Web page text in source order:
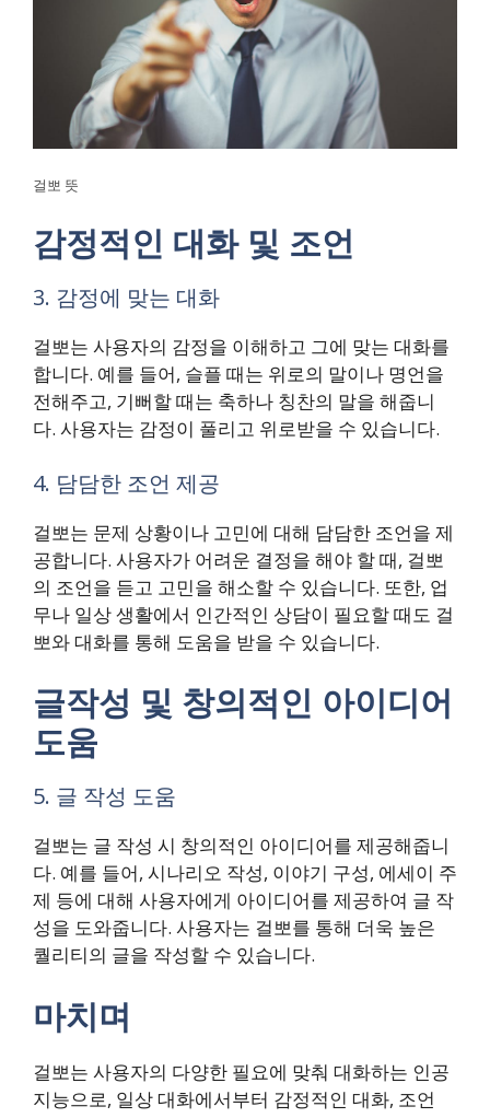
걸뽀 뜻
감정적인 대화 및 조언
3. 감정에 맞는 대화
걸뽀는 사용자의 감정을 이해하고 그에 맞는 대화를
합니다. 예를 들어, 슬플 때는 위로의 말이나 명언을
전해주고, 기뻐할 때는 축하나 칭찬의 말을 해줍니
다. 사용자는 감정이 풀리고 위로받을 수 있습니다.
4. 담담한 조언 제공
걸뽀는 문제 상황이나 고민에 대해 담담한 조언을 제
공합니다. 사용자가 어려운 결정을 해야 할 때, 걸뽀
의 조언을 듣고 고민을 해소할 수 있습니다. 또한, 업
무나 일상 생활에서 인간적인 상담이 필요할 때도 걸
뽀와 대화를 통해 도움을 받을 수 있습니다.
글작성 및 창의적인 아이디어
도움
5. 글 작성 도움
걸뽀는 글 작성 시 창의적인 아이디어를 제공해줍니
다. 예를 들어, 시나리오 작성, 이야기 구성, 에세이 주
제 등에 대해 사용자에게 아이디어를 제공하여 글 작
성을 도와줍니다. 사용자는 걸뽀를 통해 더욱 높은
퀄리티의 글을 작성할 수 있습니다.
마치며
걸뽀는 사용자의 다양한 필요에 맞춰 대화하는 인공
지능으로, 일상 대화에서부터 감정적인 대화, 조언